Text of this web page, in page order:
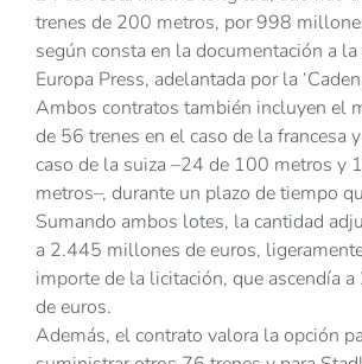
trenes de 200 metros, por 998
según consta en la documentación a
Europa Press, adelantada por la
Ambos contratos también incluyen el
de 56 trenes en el caso de la francesa
caso de la suiza –24 de 100 metros y
metros–, durante un plazo de tiempo
Sumando ambos lotes, la cantidad
a 2.445 millones de euros,
importe de la licitación, que ascendía
de euros.
Además, el contrato valora la opción